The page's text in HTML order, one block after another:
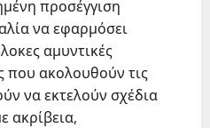
προσέγγιση
να εφαρμόσει
αμυντικές
που ακολουθούν τις
να εκτελούν σχέδια
ακρίβεια,